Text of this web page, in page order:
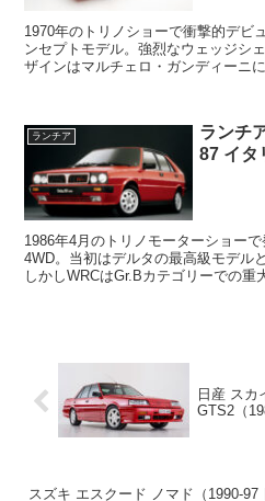
1970年のトリノショーで衝撃的デビ
ンセプトモデル。強烈なウェッジシ
ザインはマルチェロ・ガンディーニ
ランチア
ランチ
87 イタ
1986年4月のトリノモーターショー
4WD。当初はデルタの最高級モデル
しかしWRCはGr.Bカテゴリーでの重
日産 スカ
GTS2（
スズキ エスクード ノマド（1990-97